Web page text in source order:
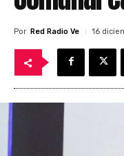
Por Red Radio Ve 16